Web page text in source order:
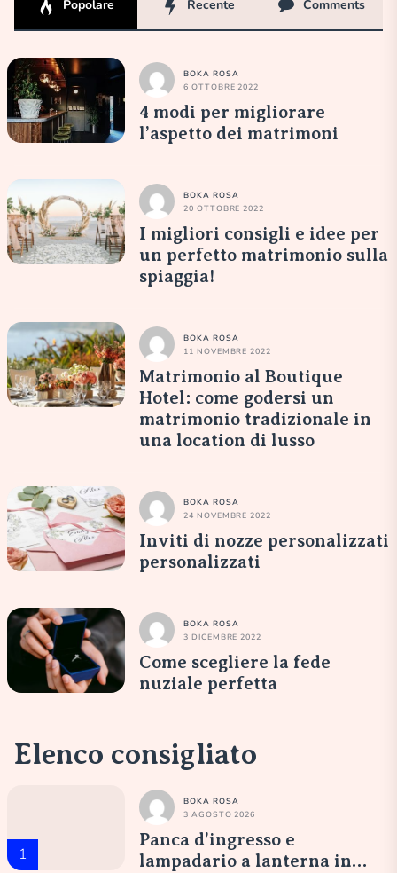
Popolare Recente Comments
BOKA ROSA
6 OTTOBRE 2022
4 modi per migliorare
l’aspetto dei matrimoni
BOKA ROSA
20 OTTOBRE 2022
I migliori consigli e idee per
un perfetto matrimonio sulla
spiaggia!
BOKA ROSA
11 NOVEMBRE 2022
Matrimonio al Boutique
Hotel: come godersi un
matrimonio tradizionale in
una location di lusso
BOKA ROSA
24 NOVEMBRE 2022
Inviti di nozze personalizzati
personalizzati
BOKA ROSA
3 DICEMBRE 2022
Come scegliere la fede
nuziale perfetta
Elenco consigliato
1
BOKA ROSA
3 AGOSTO 2026
Panca d’ingresso e
lampadario a lanterna in